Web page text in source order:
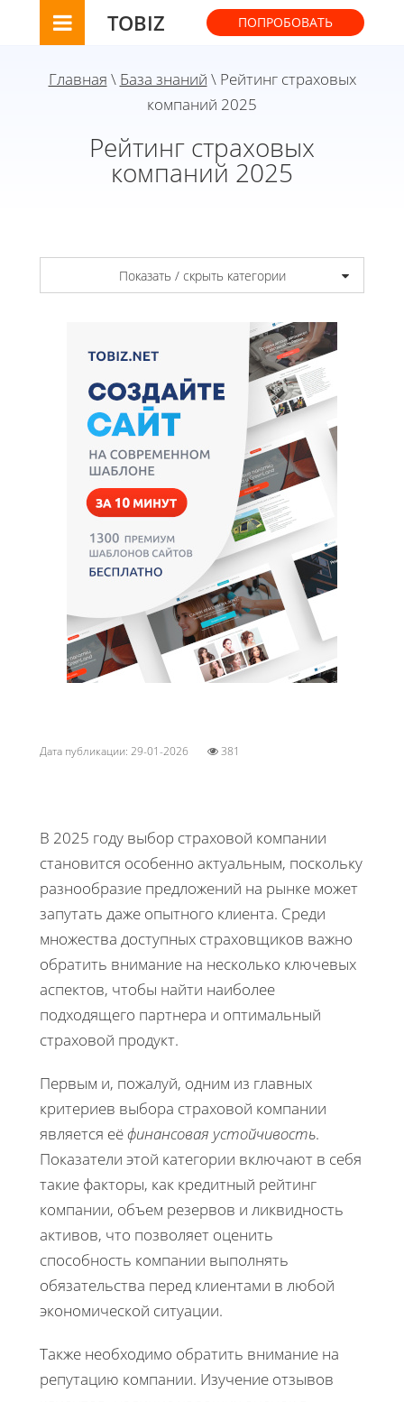
TOBIZ ПОПРОБОВАТЬ
Главная \ База знаний \ Рейтинг страховых
компаний 2025
Рейтинг страховых
компаний 2025
Показать / скрыть категории
Дата публикации: 29-01-2026 381
В 2025 году выбор страховой компании
становится особенно актуальным, поскольку
разнообразие предложений на рынке может
запутать даже опытного клиента. Среди
множества доступных страховщиков важно
обратить внимание на несколько ключевых
аспектов, чтобы найти наиболее
подходящего партнера и оптимальный
страховой продукт.
Первым и, пожалуй, одним из главных
критериев выбора страховой компании
является еёфинансовая устойчивость.
Показатели этой категории включают в себя
такие факторы, как кредитный рейтинг
компании, объем резервов и ликвидность
активов, что позволяет оценить
способность компании выполнять
обязательства перед клиентами в любой
экономической ситуации.
Также необходимо обратить внимание на
репутацию компании. Изучение отзывов